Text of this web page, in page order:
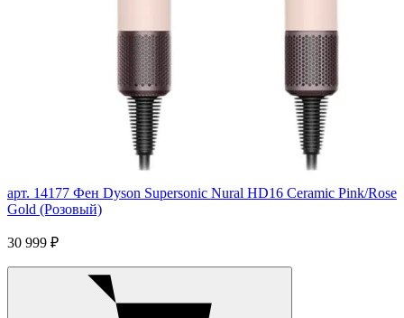
арт. 14177 Фен Dyson Supersonic Nural HD16 Ceramic Pink/Rose
Gold (Розовый)
30 999 ₽